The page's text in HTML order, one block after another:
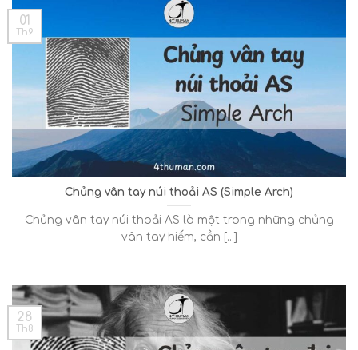
Chủng vân tay núi thoải AS (Simple Arch)
Chủng vân tay núi thoải AS là một trong những chủng
vân tay hiếm, cần [...]
01
Th9
28
Th8